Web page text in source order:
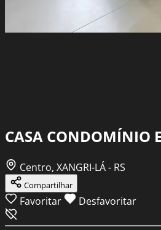
CASA CONDOMÍNIO
Centro, XANGRI-LÁ - RS
Compartilhar
Favoritar Desfavoritar